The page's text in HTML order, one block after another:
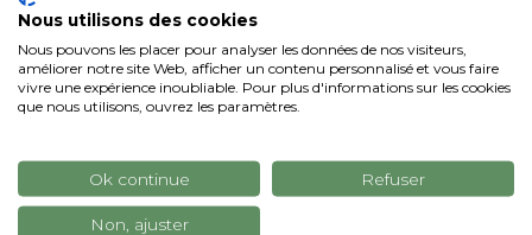
Nous avons récemment installé la télémétrie
sur nos véhicules, ce qui nous permet de
visualiser toutes les données télémétriques
des tracteurs et, toujours grâce aux capteurs,
de compiler automatiquement le journal
d'activité. Ces dispositifs nous ont permis de
comprendre non seulement où se
Nous utilisons des cookies
Nous pouvons les placer pour analyser les données de nos visiteurs,
améliorer notre site Web, afficher un contenu personnalisé et vous faire
vivre une expérience inoubliable. Pour plus d'informations sur les cookies
que nous utilisons, ouvrez les paramètres.
Ok continue Refuser
Non, ajuster